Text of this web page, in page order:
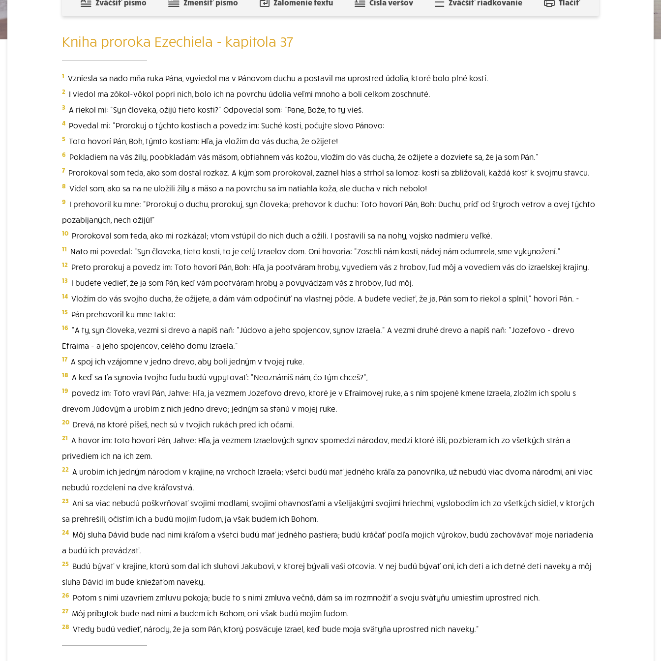
Kniha proroka Ezechiela - kapitola 37
1 Vzniesla sa nado mňa ruka Pána, vyviedol ma v Pánovom duchu a postavil ma uprostred údolia, ktoré bolo plné kostí.
2 I viedol ma zôkol-vôkol popri nich, bolo ich na povrchu údolia veľmi mnoho a boli celkom zoschnuté.
3 A riekol mi: "Syn človeka, ožijú tieto kosti?" Odpovedal som: "Pane, Bože, to ty vieš.
4 Povedal mi: "Prorokuj o týchto kostiach a povedz im: Suché kosti, počujte slovo Pánovo:
5 Toto hovorí Pán, Boh, týmto kostiam: Hľa, ja vložím do vás ducha, že ožijete!
6 Pokladiem na vás žily, poobkladám vás mäsom, obtiahnem vás kožou, vložím do vás ducha, že ožijete a dozviete sa, že ja som Pán."
7 Prorokoval som teda, ako som dostal rozkaz. A kým som prorokoval, zaznel hlas a strhol sa lomoz: kosti sa zbližovali, každá kosť k svojmu stavcu.
8 Videl som, ako sa na ne uložili žily a mäso a na povrchu sa im natiahla koža, ale ducha v nich nebolo!
9 I prehovoril ku mne: "Prorokuj o duchu, prorokuj, syn človeka; prehovor k duchu: Toto hovorí Pán, Boh: Duchu, príď od štyroch vetrov a ovej týchto
pozabíjaných, nech ožijú!"
10 Prorokoval som teda, ako mi rozkázal; vtom vstúpil do nich duch a ožili. I postavili sa na nohy, vojsko nadmieru veľké.
11 Nato mi povedal: "Syn človeka, tieto kosti, to je celý Izraelov dom. Oni hovoria: "Zoschli nám kosti, nádej nám odumrela, sme vykynožení."
12 Preto prorokuj a povedz im: Toto hovorí Pán, Boh: Hľa, ja pootváram hroby, vyvediem vás z hrobov, ľud môj a vovediem vás do izraelskej krajiny.
13 I budete vedieť, že ja som Pán, keď vám pootváram hroby a povyvádzam vás z hrobov, ľud môj.
14 Vložím do vás svojho ducha, že ožijete, a dám vám odpočinúť na vlastnej pôde. A budete vedieť, že ja, Pán som to riekol a splnil," hovorí Pán. -
15 Pán prehovoril ku mne takto:
16 "A ty, syn človeka, vezmi si drevo a napíš naň: "Júdovo a jeho spojencov, synov Izraela." A vezmi druhé drevo a napíš naň: "Jozefovo - drevo
Efraima - a jeho spojencov, celého domu Izraela."
17 A spoj ich vzájomne v jedno drevo, aby boli jedným v tvojej ruke.
18 A keď sa ťa synovia tvojho ľudu budú vypytovať: "Neoznámiš nám, čo tým chceš?",
19 povedz im: Toto vraví Pán, Jahve: Hľa, ja vezmem Jozefovo drevo, ktoré je v Efraimovej ruke, a s ním spojené kmene Izraela, zložím ich spolu s
drevom Júdovým a urobím z nich jedno drevo; jedným sa stanú v mojej ruke.
20 Drevá, na ktoré píšeš, nech sú v tvojich rukách pred ich očami.
21 A hovor im: toto hovorí Pán, Jahve: Hľa, ja vezmem Izraelových synov spomedzi národov, medzi ktoré išli, pozbieram ich zo všetkých strán a
privediem ich na ich zem.
22 A urobím ich jedným národom v krajine, na vrchoch Izraela; všetci budú mať jedného kráľa za panovníka, už nebudú viac dvoma národmi, ani viac
nebudú rozdelení na dve kráľovstvá.
23 Ani sa viac nebudú poškvrňovať svojimi modlami, svojimi ohavnosťami a všelijakými svojimi hriechmi, vyslobodím ich zo všetkých sídiel, v ktorých
sa prehrešili, očistím ich a budú mojím ľudom, ja však budem ich Bohom.
24 Môj sluha Dávid bude nad nimi kráľom a všetci budú mať jedného pastiera; budú kráčať podľa mojich výrokov, budú zachovávať moje nariadenia
a budú ich prevádzať.
25 Budú bývať v krajine, ktorú som dal ich sluhovi Jakubovi, v ktorej bývali vaši otcovia. V nej budú bývať oni, ich deti a ich detné deti naveky a môj
sluha Dávid im bude kniežaťom naveky.
26 Potom s nimi uzavriem zmluvu pokoja; bude to s nimi zmluva večná, dám sa im rozmnožiť a svoju svätyňu umiestim uprostred nich.
27 Môj príbytok bude nad nimi a budem ich Bohom, oni však budú mojím ľudom.
28 Vtedy budú vedieť, národy, že ja som Pán, ktorý posväcuje Izrael, keď bude moja svätyňa uprostred nich naveky."